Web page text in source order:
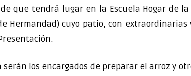
que tendrá lugar en la Escuela Hogar de
Hermandad) cuyo patio, con
serán los encargados de preparar el arroz y